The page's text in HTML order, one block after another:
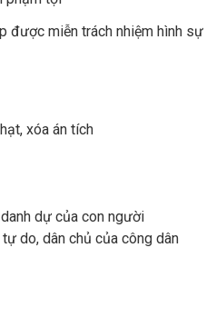
được miễn trách nhiệm hình sự
xóa án tích
dự của con người
do, dân chủ của công dân